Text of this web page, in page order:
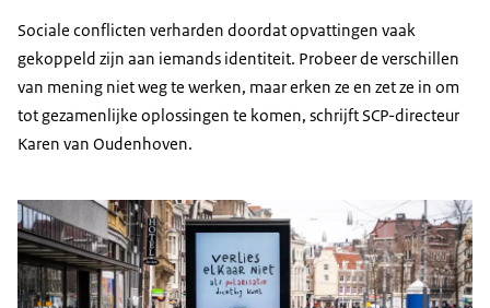
Sociale conflicten verharden doordat opvattingen vaak
gekoppeld zijn aan iemands identiteit. Probeer de verschillen
van mening niet weg te werken, maar erken ze en zet ze in om
tot gezamenlijke oplossingen te komen, schrijft SCP-directeur
Karen van Oudenhoven.